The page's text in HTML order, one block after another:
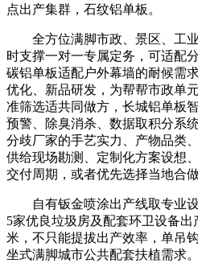
点出产集群，石纹铝单板。
全方位满脚市政、景区、工业
时支撑一对一专属定务，可适配
碳铝单板适配户外幕墙的耐候需
优化、新品研发，为帮帮市政单
准筛选适共同做方，长城铝单板
预警、除臭消杀、数据取积分系
分歧厂家的手艺实力、产物品类
供给现场勘测、定制化方案设想
交付周期，或者优先选择当地合
自有钣金喷涂出产线取专业设
5家优良垃圾房及配套环卫设备
米，不只能提拔出产效率，单吊
坐式满脚城市公共配套扶植需求